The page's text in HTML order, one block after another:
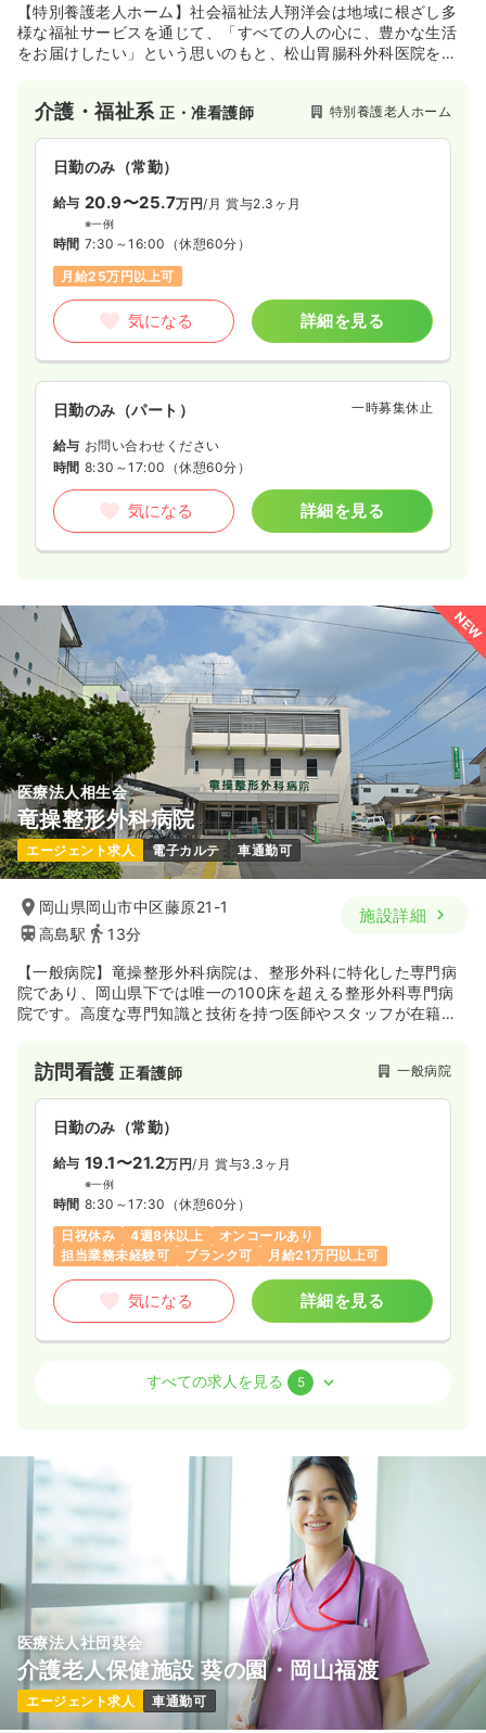
月給25万円以上可
気になる 詳細を見る
【特別養護老人ホーム】社会福祉法人翔洋会は地域に根ざし多
様な福祉サービスを通じて、「すべての人の心に、豊かな生活
をお届けしたい」という思いのもと、松山胃腸科外科医院を核
介護・福祉系正・准看護師 特別養護老人ホーム
日勤のみ（常勤）
給与 20.9〜25.7万円/月 賞与2.3ヶ月
※一例
時間 7:30～16:00 （休憩60分）
月給25万円以上可
気になる 詳細を見る
日勤のみ（パート） 一時募集休止
給与 お問い合わせください
時間 8:30～17:00 （休憩60分）
気になる 詳細を見る
NEW
医療法人相生会
竜操整形外科病院
エージェント求人 電子カルテ 車通勤可
岡山県岡山市中区藤原21-1
高島駅
13分
施設詳細
【一般病院】竜操整形外科病院は、整形外科に特化した専門病
院であり、岡山県下では唯一の100床を超える整形外科専門病
院です。高度な専門知識と技術を持つ医師やスタッフが在籍
す。
訪問看護正看護師 一般病院
日勤のみ（常勤）
給与 19.1〜21.2万円/月 賞与3.3ヶ月
※一例
時間 8:30～17:30 （休憩60分）
日祝休み
4週8休以上
オンコールあり
担当業務未経験可
ブランク可 月給21万円以上可
気になる 詳細を見る
※経験3年の例
時間 8:30～17:30
4週8休以上
第二新卒可
気になる 詳細を見る
2交代（常勤） 一時募集休止
給与 30.1万円/月 賞与60.3万円
すべての求人を見る 5
医療法人社団葵会
介護老人保健施設 葵の園・岡山福渡
エージェント求人 車通勤可